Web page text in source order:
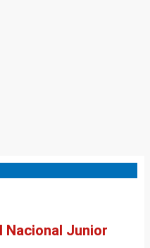
Nacional Junior